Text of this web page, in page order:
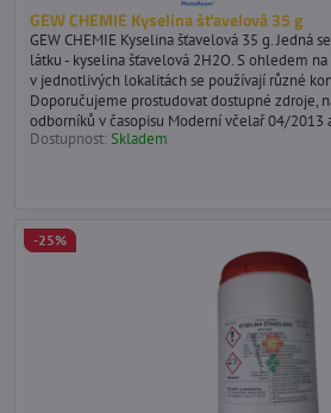
GEW CHEMIE Kyselina šťavelová 35 g
GEW CHEMIE Kyselina šťavelová 35 g. Jedná
látku - kyselina šťavelová 2H2O. S ohledem
v jednotlivých lokalitách se používají různé
Doporučujeme prostudovat dostupné zdroje,
odborníků v časopisu Moderní včelař 04/2013
Dostupnost:Skladem
-25%